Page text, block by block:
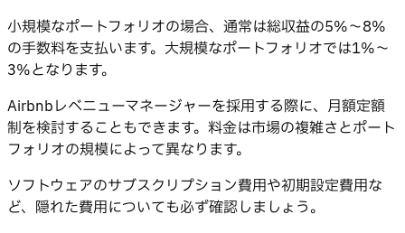
小規模なポートフォリオの場合、通常は総収益の5%〜8%
の手数料を支払います。大規模なポートフォリオでは1%〜
3%となります。
Airbnbレベニューマネージャーを採用する際に、月額定額
制を検討することもできます。料金は市場の複雑さとポート
フォリオの規模によって異なります。
ソフトウェアのサブスクリプション費用や初期設定費用な
ど、隠れた費用についても必ず確認しましょう。